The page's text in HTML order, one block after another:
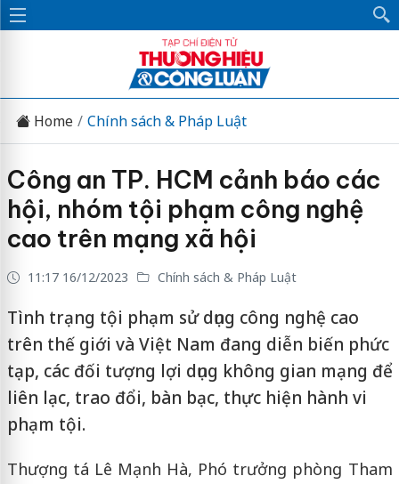
Home Chính sách & Pháp Luật
Công an TP. HCM cảnh báo các
hội, nhóm tội phạm công nghệ
cao trên mạng xã hội
11:17 16/12/2023 Chính sách & Pháp Luật
Tình trạng tội phạm sử dụng công nghệ cao
trên thế giới và Việt Nam đang diễn biến phức
tạp, các đối tượng lợi dụng không gian mạng để
liên lạc, trao đổi, bàn bạc, thực hiện hành vi
phạm tội.
Thượng tá Lê Mạnh Hà, Phó trưởng phòng Tham